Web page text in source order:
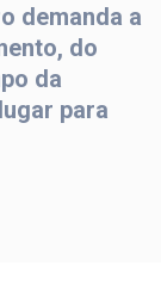
demanda a
do
da
para